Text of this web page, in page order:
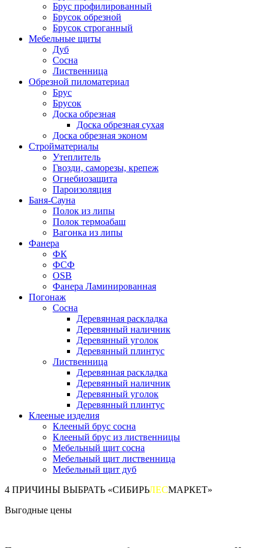
Брус профилированный
Брусок обрезной
Брусок строганный
Мебельные щиты
Дуб
Сосна
Лиственница
Обрезной пиломатериал
Брус
Брусок
Доска обрезная
Доска обрезная сухая
Доска обрезная эконом
Стройматериалы
Утеплитель
Гвозди, саморезы, крепеж
Огнебиозащита
Пароизоляция
Баня-Сауна
Полок из липы
Полок термоабаш
Вагонка из липы
Фанера
ФК
ФСФ
OSB
Фанера Ламинированная
Погонаж
Сосна
Деревянная раскладка
Деревянный наличник
Деревянный уголок
Деревянный плинтус
Лиственница
Деревянная раскладка
Деревянный наличник
Деревянный уголок
Деревянный плинтус
Клееные изделия
Клееный брус сосна
Клееный брус из лиственницы
Мебельный щит сосна
Мебельный щит лиственница
Мебельный щит дуб
4 ПРИЧИНЫ ВЫБРАТЬ «СИБИРЬЛЕСМАРКЕТ»
Выгодные цены